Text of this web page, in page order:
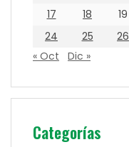
17
18 19
24
25 26
« Oct
Dic »
Categorías